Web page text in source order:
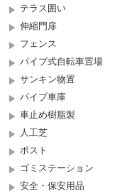
テラス囲い
伸縮門扉
フェンス
パイプ式自転車置場
サンキン物置
パイプ車庫
車止め樹脂製
人工芝
ポスト
ゴミステーション
安全・保安用品